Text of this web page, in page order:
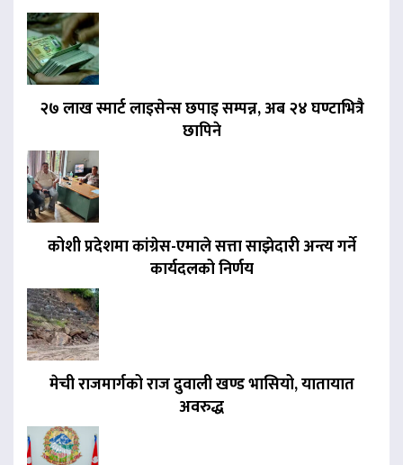
२७ लाख स्मार्ट लाइसेन्स छपाइ सम्पन्न, अब २४ घण्टाभित्रै
छापिने
कोशी प्रदेशमा कांग्रेस-एमाले सत्ता साझेदारी अन्त्य गर्ने
कार्यदलको निर्णय
मेची राजमार्गको राज दुवाली खण्ड भासियो, यातायात
अवरुद्ध